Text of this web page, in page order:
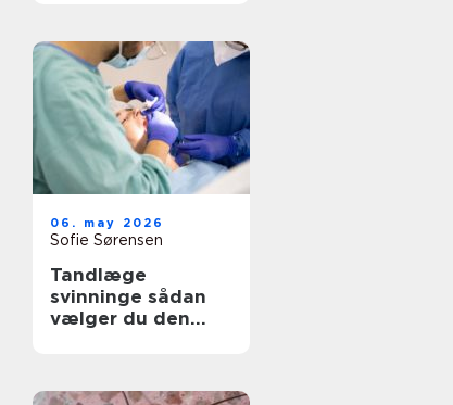
06. may 2026
Sofie Sørensen
Tandlæge
svinninge sådan
vælger du den